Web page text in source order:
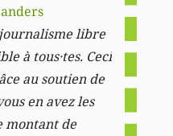
libre
à tous·tes. Ceci
au soutien de
en avez les
montant de